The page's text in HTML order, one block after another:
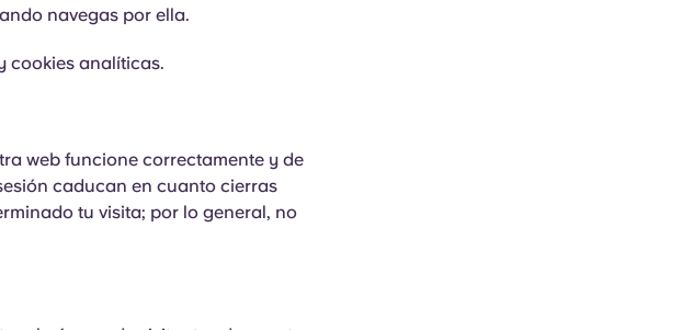
Blog
navegas por ella.
cookies analíticas.
web funcione correctamente y de
caducan en cuanto cierras
tu visita; por lo general, no